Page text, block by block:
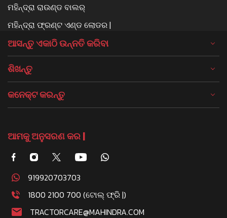
ମହିନ୍ଦ୍ରା ରାଉଣ୍ଡ ବାଲର୍
ମହିନ୍ଦ୍ରା ଫ୍ରଣ୍ଟ ଏଣ୍ଡ ଲୋଡର |
ଆସନ୍ତୁ ଏକାଠି ଉନ୍ନତି କରିବା
ଶିଖନ୍ତୁ
କନେକ୍ଟ କରନ୍ତୁ
ଆମକୁ ଅନୁସରଣ କର |
919920703703
1800 2100 700 (ଟୋଲ୍ ଫ୍ରି |)
TRACTORCARE@MAHINDRA.COM